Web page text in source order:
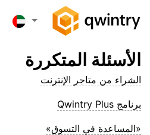
الأسئلة المتكررة
الشراء من متاجر الإنترنت
برنامج Qwintry Plus
«المساعدة في التسوق»